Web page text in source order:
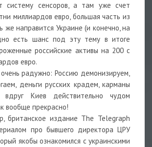
систему сенсоров, а там уже счет
миллиардов евро, большая часть из
же направится Украине (и конечно, на
есть шанс под эту тему в итоге
российские активы на 200 с
евро.
радужно: Россию демонизируем,
деньги русских крадем, карманы
Киев действительно чудом
вообще прекрасно!
британское издание The Telegraph
про бывшего директора ЦРУ
якобы ознакомился с украинскими